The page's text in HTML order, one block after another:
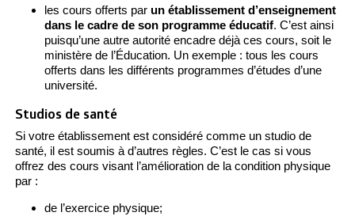
les cours offerts par un établissement d’enseignement
dans le cadre de son programme éducatif. C’est ainsi
puisqu’une autre autorité encadre déjà ces cours, soit le
ministère de l’Éducation. Un exemple : tous les cours
offerts dans les différents programmes d’études d’une
université.
Studios de santé
Si votre établissement est considéré comme un studio de
santé, il est soumis à d’autres règles. C’est le cas si vous
offrez des cours visant l’amélioration de la condition physique
par :
de l’exercice physique;